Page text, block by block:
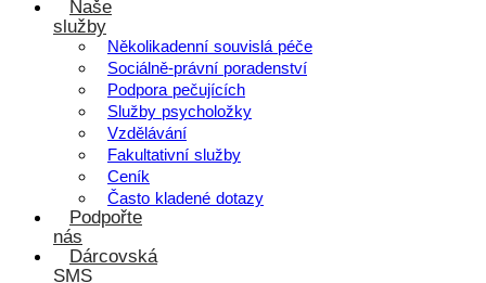
Naše
služby
Několikadenní souvislá péče
Sociálně-právní poradenství
Podpora pečujících
Služby psycholožky
Vzdělávání
Fakultativní služby
Ceník
Často kladené dotazy
Podpořte
nás
Dárcovská
SMS